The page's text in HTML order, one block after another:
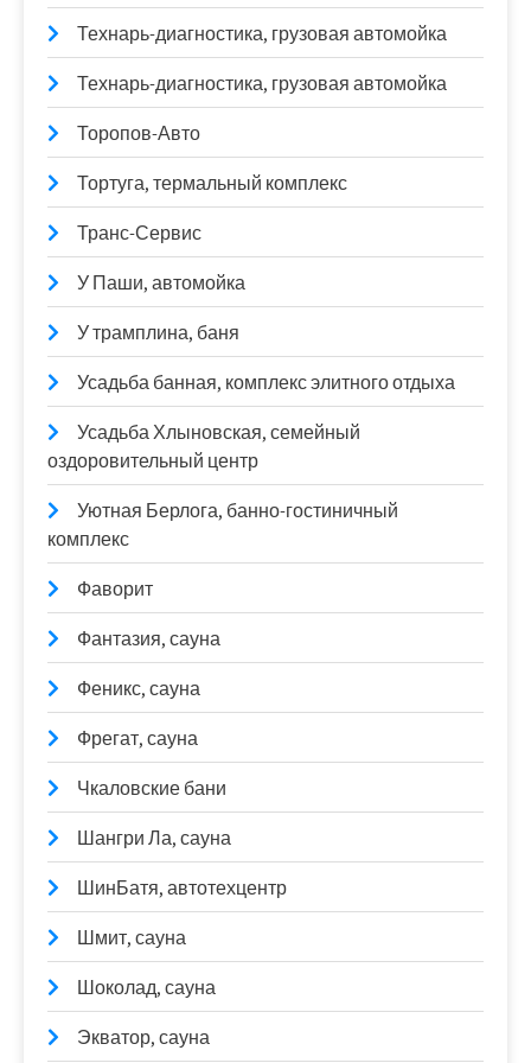
Технарь-диагностика, грузовая автомойка
Технарь-диагностика, грузовая автомойка
Торопов-Авто
Тортуга, термальный комплекс
Транс-Сервис
У Паши, автомойка
У трамплина, баня
Усадьба банная, комплекс элитного отдыха
Усадьба Хлыновская, семейный
оздоровительный центр
Уютная Берлога, банно-гостиничный
комплекс
Фаворит
Фантазия, сауна
Феникс, сауна
Фрегат, сауна
Чкаловские бани
Шангри Ла, сауна
ШинБатя, автотехцентр
Шмит, сауна
Шоколад, сауна
Экватор, сауна